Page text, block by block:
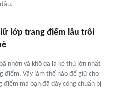
lớp trang điểm lâu trôi
nhờn và khô da là kẻ thù lớn nhất
điểm. Vậy làm thế nào để giữ cho
điểm mà bạn đã dày công chuẩn bị